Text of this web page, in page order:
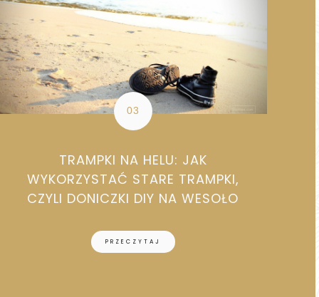
TRAMPKI NA HELU: JAK
WYKORZYSTAĆ STARE TRAMPKI,
CZYLI DONICZKI DIY NA WESOŁO
PRZECZYTAJ